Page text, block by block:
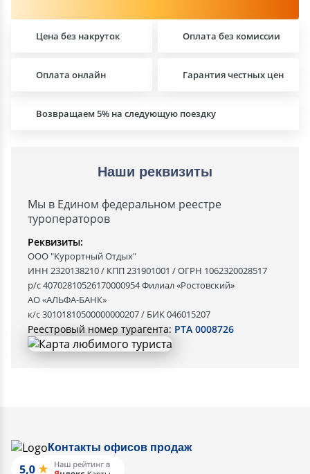
Цена без накруток Оплата без комиссии
Возвращаем 5% на следующую поездку
Оплата онлайн Гарантия честных цен
Наши реквизиты
Мы в Едином федеральном реестре
туроператоров
Реквизиты:
ООО "Курортный Отдых"
ИНН 2320138210 / КПП 231901001 / ОГРН 1062320028517
р/с 40702810526170000954 Филиал «Ростовский»
АО «АЛЬФА-БАНК»
к/с 30101810500000000207 / БИК 046015207
Реестровый номер турагента: РТА 0008726
Контакты офисов продаж